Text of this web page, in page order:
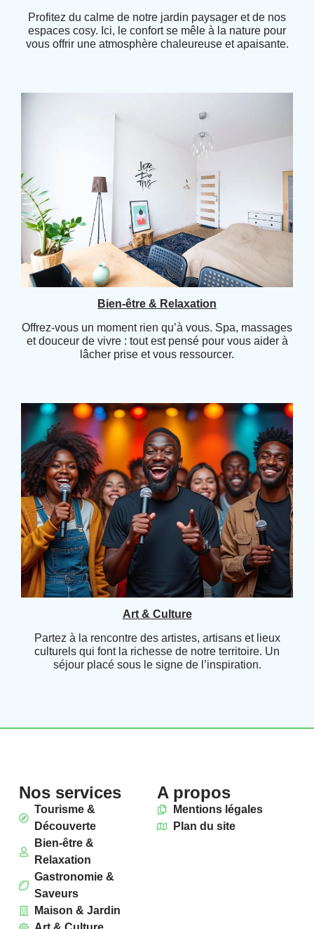
Profitez du calme de notre jardin paysager et de nos
espaces cosy. Ici, le confort se mêle à la nature pour
vous offrir une atmosphère chaleureuse et apaisante.
Bien-être & Relaxation
Offrez-vous un moment rien qu’à vous. Spa, massages
et douceur de vivre : tout est pensé pour vous aider à
lâcher prise et vous ressourcer.
Art & Culture
Partez à la rencontre des artistes, artisans et lieux
culturels qui font la richesse de notre territoire. Un
séjour placé sous le signe de l’inspiration.
Nos services
Tourisme &
Découverte
Bien-être &
Relaxation
Gastronomie &
Saveurs
Maison & Jardin
A propos
Mentions légales
Plan du site